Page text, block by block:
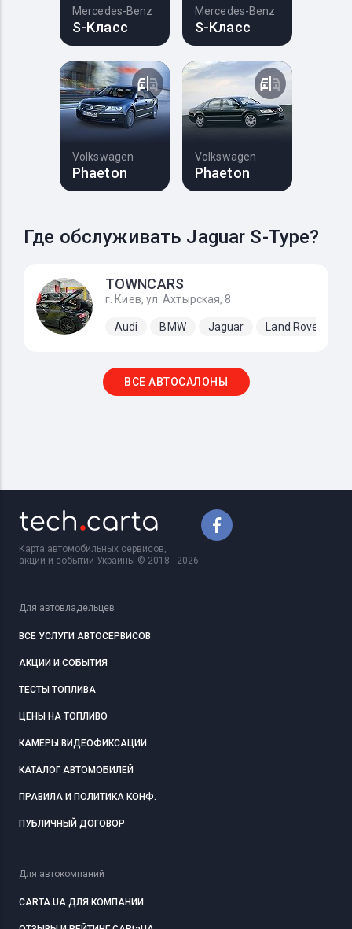
Mercedes-Benz
S-Класс
Mercedes-Benz
S-Класс
Volkswagen
Phaeton
Volkswagen
Phaeton
Где обслуживать Jaguar S-Type?
TOWNCARS
г. Киев, ул. Ахтырская, 8
Audi BMW Jaguar Land Rover
ВСЕ АВТОСАЛОНЫ
Карта автомобильных сервисов,
акций и событий Украины © 2018 - 2026
Для автовладельцев
ВСЕ УСЛУГИ АВТОСЕРВИСОВ
АКЦИИ И СОБЫТИЯ
ТЕСТЫ ТОПЛИВА
ЦЕНЫ НА ТОПЛИВО
КАМЕРЫ ВИДЕОФИКСАЦИИ
КАТАЛОГ АВТОМОБИЛЕЙ
ПРАВИЛА И ПОЛИТИКА КОНФ.
ПУБЛИЧНЫЙ ДОГОВОР
Для автокомпаний
CARTA.UA ДЛЯ КОМПАНИИ